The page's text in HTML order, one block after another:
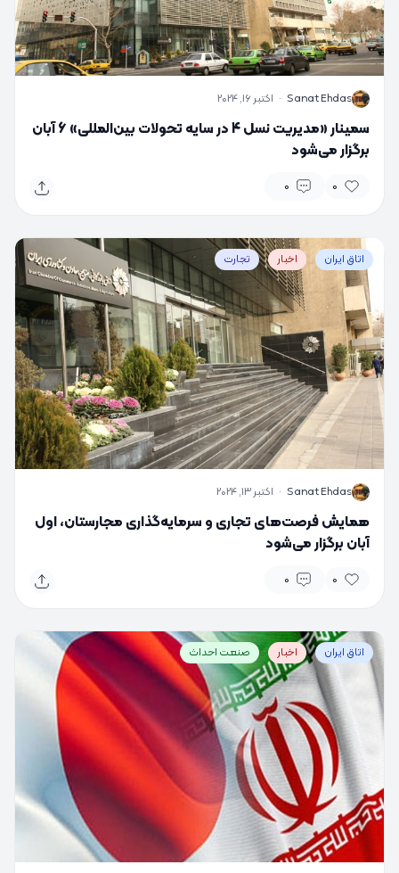
S
Sanat Ehdas
· اکتبر 16, 2024
سمینار «مدیریت نسل 4 در سایه تحولات بین‌المللی» 6 آبان
برگزار می‌شود
0
0
اتاق ایران اخبار تجارت
S
Sanat Ehdas
· اکتبر 13, 2024
همایش فرصت‌های تجاری و سرمایه‌گذاری مجارستان، اول
آبان برگزار می‌شود
0
0
اتاق ایران اخبار صنعت احداث